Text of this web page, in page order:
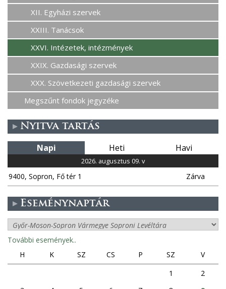
XII. Egyházi szervek
XXIII. Tanácsok
XXVI. Intézetek, intézmények
XXIX. Gazdasági szervek
XXX. Szövetkezeti gazdasági szervek
Megszűnt fondok jegyzéke
Nyitva tartás
Napi Heti Havi
2026. augusztus 09. v
9400, Sopron, Fő tér 1 Zárva
Eseménynaptár
További események..
H
K SZ CS P SZ
V
1
2